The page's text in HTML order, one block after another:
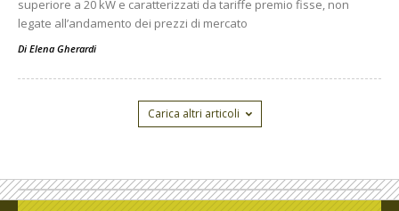
superiore a 20 kW e caratterizzati da tariffe premio fisse, non
legate all’andamento dei prezzi di mercato
Di Elena Gherardi
Carica altri articoli